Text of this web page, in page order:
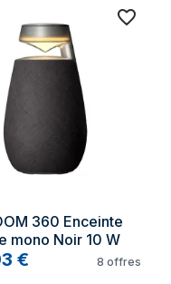
360 Enceinte
mono Noir 10 W
€ 8 offres